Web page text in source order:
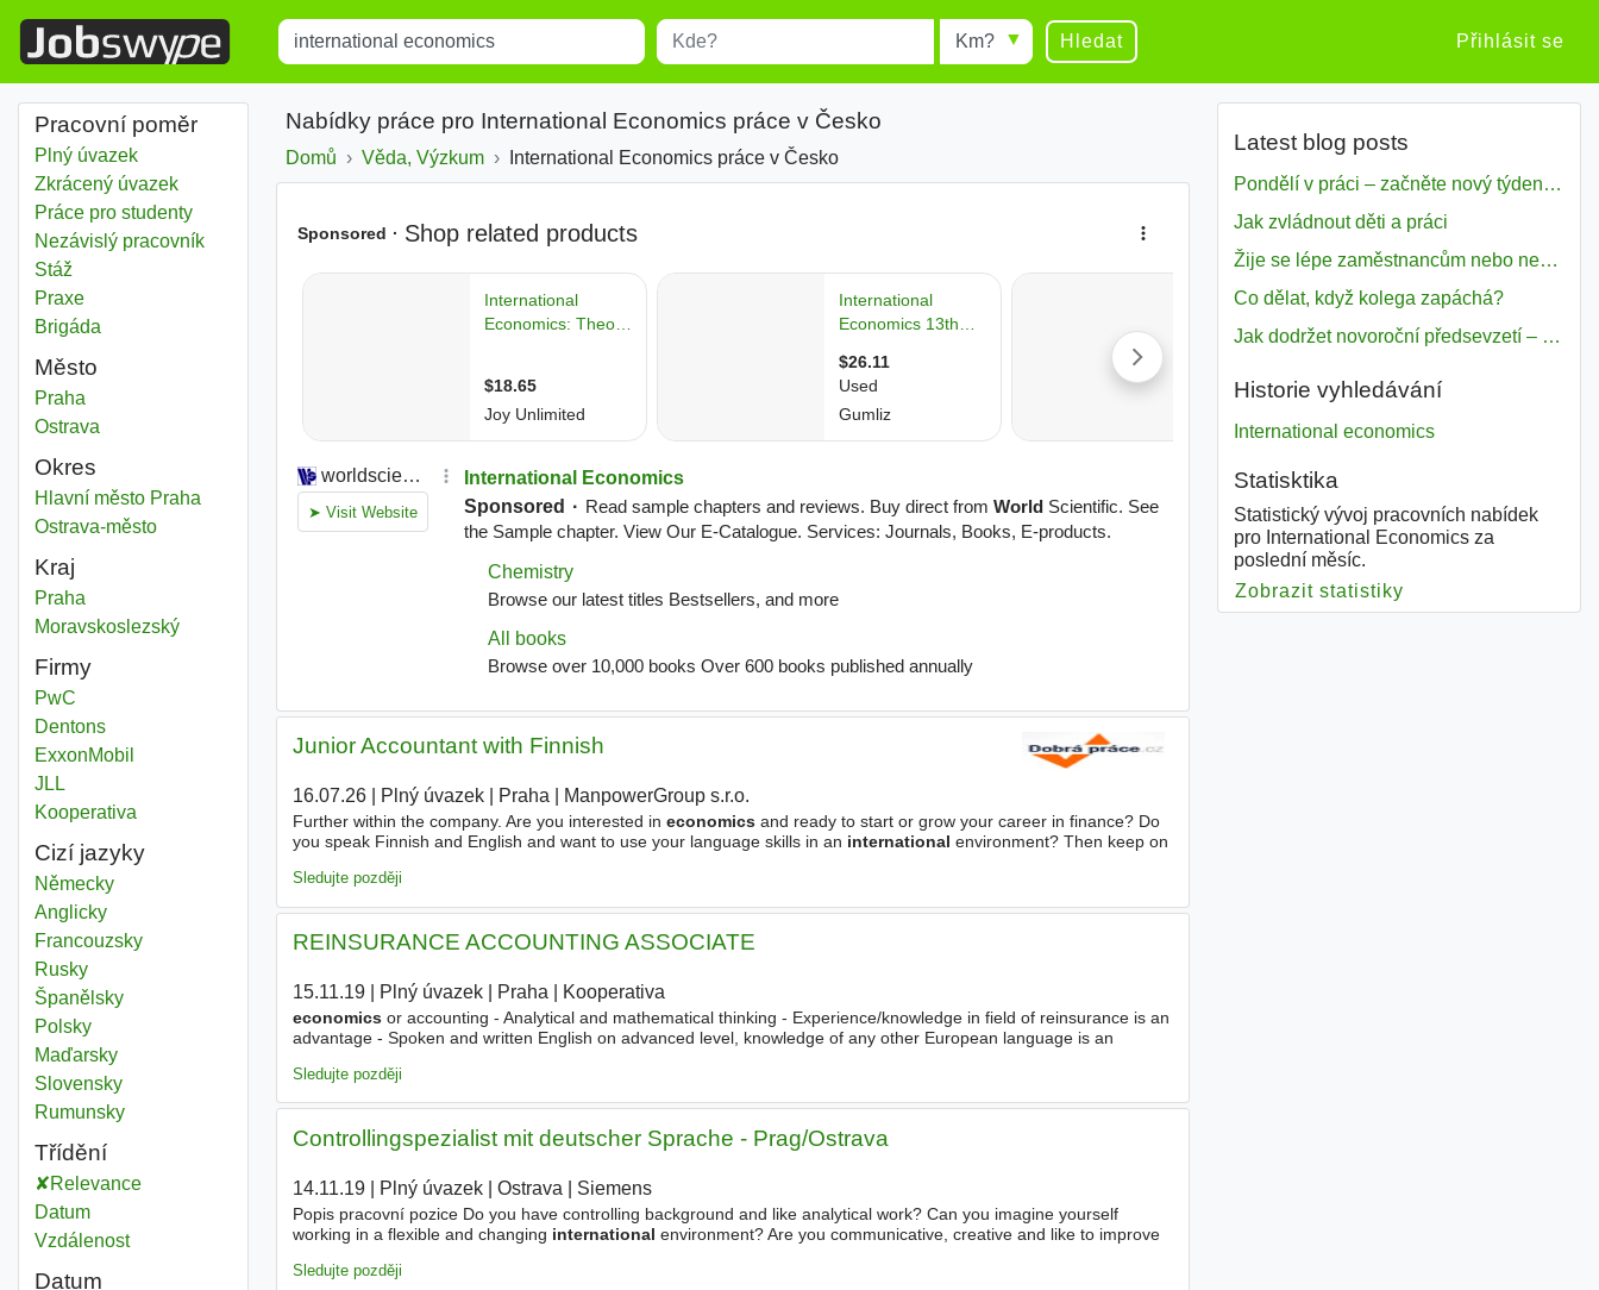
Title Místo Radius Hledat Přihlásit se
Pracovní poměr
Plný úvazek
Zkrácený úvazek
Práce pro studenty
Nezávislý pracovník
Stáž
Praxe
Brigáda
Město
International economics
Praha
International economics
Ostrava
Okres
International economics
Hlavní město Praha
International economics
Ostrava-městoOkres
Kraj
International economics
Praha
International economics
MoravskoslezskýKraj
Firmy
PwC
Dentons
ExxonMobil
JLL
Kooperativa
Cizí jazyky
Německy
Anglicky
Francouzsky
Rusky
Španělsky
Polsky
Maďarsky
Slovensky
Rumunsky
Třídění
Relevance
Datum
Vzdálenost
Datum
Nabídky práce pro International Economics práce v Česko
Domů Věda, Výzkum International Economics práce v Česko
Junior Accountant with Finnish
16.07.26| Plný úvazek| Praha ManpowerGroup s.r.o.
Further within the company. Are you interested in economicsand ready to start or grow your career in finance? Do
you speak Finnish and English and want to use your language skills in an international environment? Then keep on
Sledujte později
REINSURANCE ACCOUNTING ASSOCIATE
15.11.19| Plný úvazek| Praha Kooperativa
economicsor accounting - Analytical and mathematical thinking - Experience/knowledge in field of reinsurance is an
advantage - Spoken and written English on advanced level, knowledge of any other European language is an
Sledujte později
Controllingspezialist mit deutscher Sprache - Prag/Ostrava
14.11.19| Plný úvazek| Ostrava Siemens|
Popis pracovní pozice Do you have controlling background and like analytical work? Can you imagine yourself
working in a flexible and changing international environment? Are you communicative, creative and like to improve
Sledujte později
Latest blog posts
Pondělí v práci – začněte nový týden s motivací
Jak zvládnout děti a práci
Žije se lépe zaměstnancům nebo nezavislým pracovníkům
Co dělat, když kolega zapáchá?
Jak dodržet novoroční předsevzetí – naše tipy pro dobrý začátek roku 2018
Historie vyhledávání
International economics
Statisktika
Statistický vývoj pracovních nabídek
pro International Economics za
poslední měsíc.
Zobrazit statistiky